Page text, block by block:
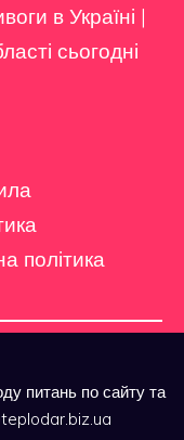
в Україні |
сьогодні
політика
питань по сайту та